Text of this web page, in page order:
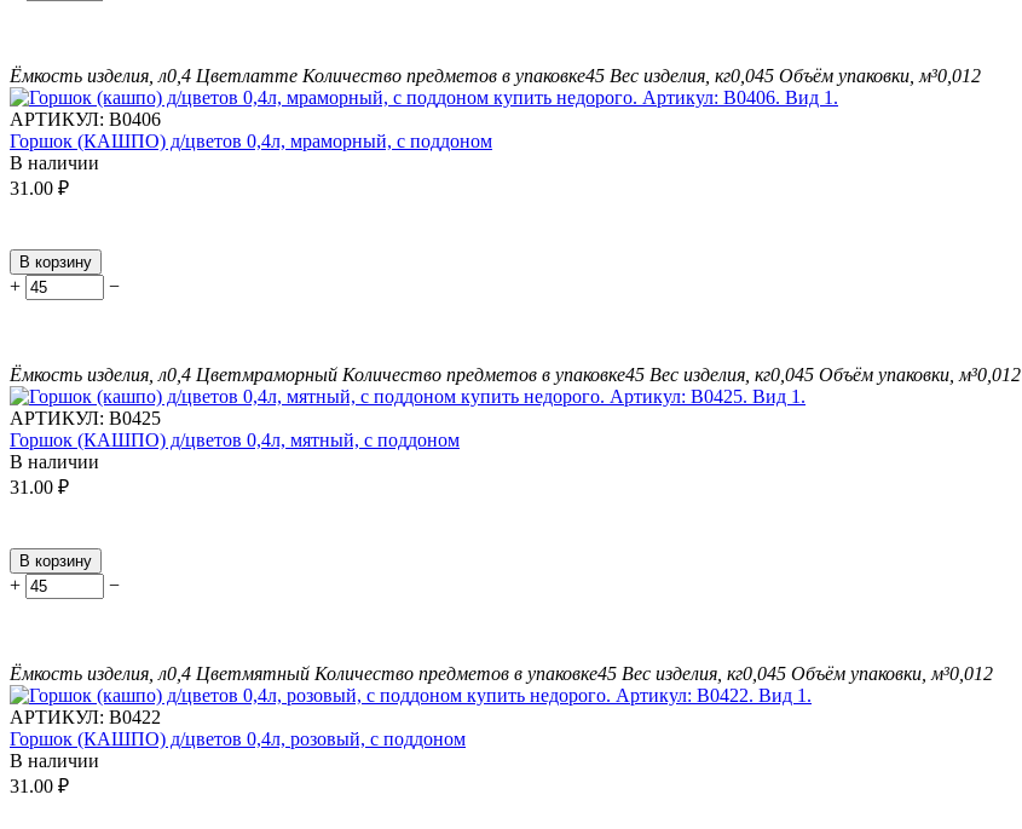
Ёмкость изделия, л0,4 Цветлатте Количество предметов в упаковке45 Вес изделия, кг0,045 Объём упаковки, м³0,012
АРТИКУЛ: В0406
Горшок (КАШПО) д/цветов 0,4л, мраморный, с поддоном
В наличии
31.00 ₽
В корзину
+ −
Ёмкость изделия, л0,4 Цветмраморный Количество предметов в упаковке45 Вес изделия, кг0,045 Объём упаковки, м³0,012
АРТИКУЛ: В0425
Горшок (КАШПО) д/цветов 0,4л, мятный, с поддоном
В наличии
31.00 ₽
В корзину
+ −
Ёмкость изделия, л0,4 Цветмятный Количество предметов в упаковке45 Вес изделия, кг0,045 Объём упаковки, м³0,012
АРТИКУЛ: В0422
Горшок (КАШПО) д/цветов 0,4л, розовый, с поддоном
В наличии
31.00 ₽